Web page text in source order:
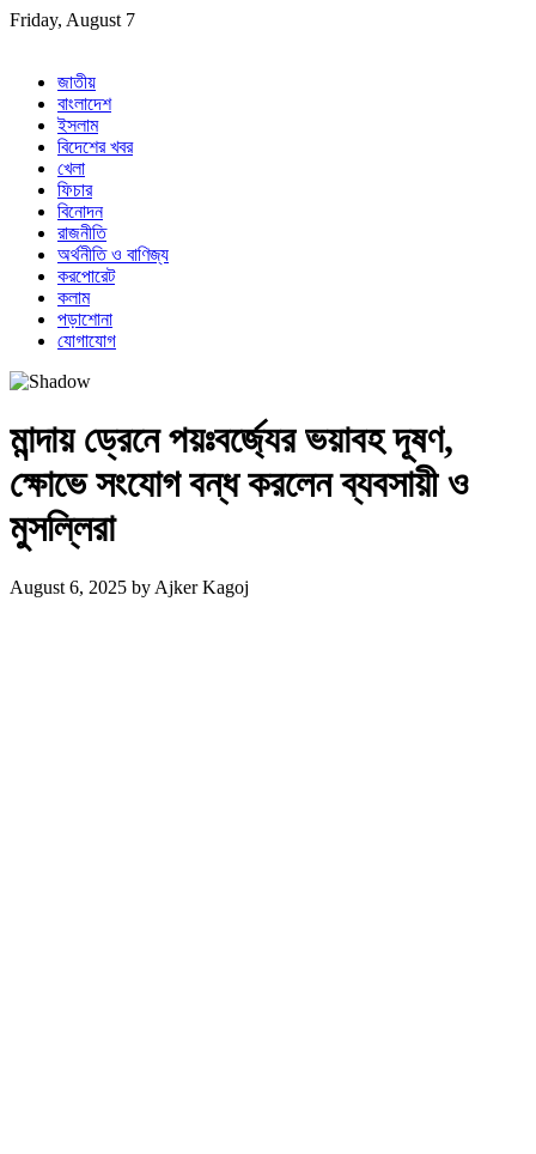
Skip
Friday, August 7
জাতীয়
বাংলাদেশ
ইসলাম
বিদেশের খবর
খেলা
ফিচার
বিনোদন
রাজনীতি
অর্থনীতি ও বাণিজ্য
করপোরেট
কলাম
পড়াশোনা
যোগাযোগ
মান্দায় ড্রেনে পয়ঃবর্জ্যের ভয়াবহ দূষণ,
ক্ষোভে সংযোগ বন্ধ করলেন ব্যবসায়ী ও
মুসল্লিরা
August 6, 2025 by Ajker Kagoj